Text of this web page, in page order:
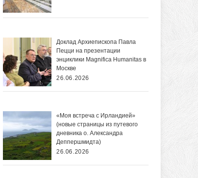
Доклад Архиепископа Павла
Пецци на презентации
энциклики Magnifica Нumanitas в
Москве
26.06.2026
«Моя встреча с Ирландией»
(новые страницы из путевого
дневника о. Александра
Деппершмидта)
26.06.2026